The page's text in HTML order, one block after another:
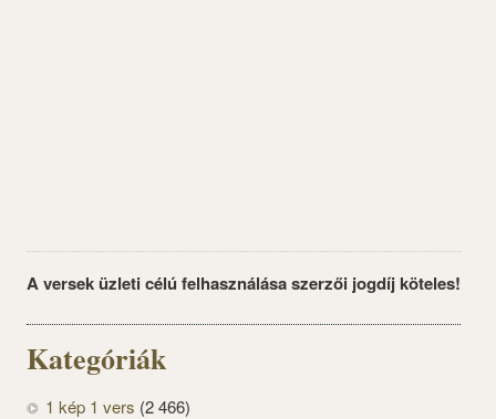
A versek üzleti célú felhasználása szerzői jogdíj köteles!
Kategóriák
1 kép 1 vers (2 466)